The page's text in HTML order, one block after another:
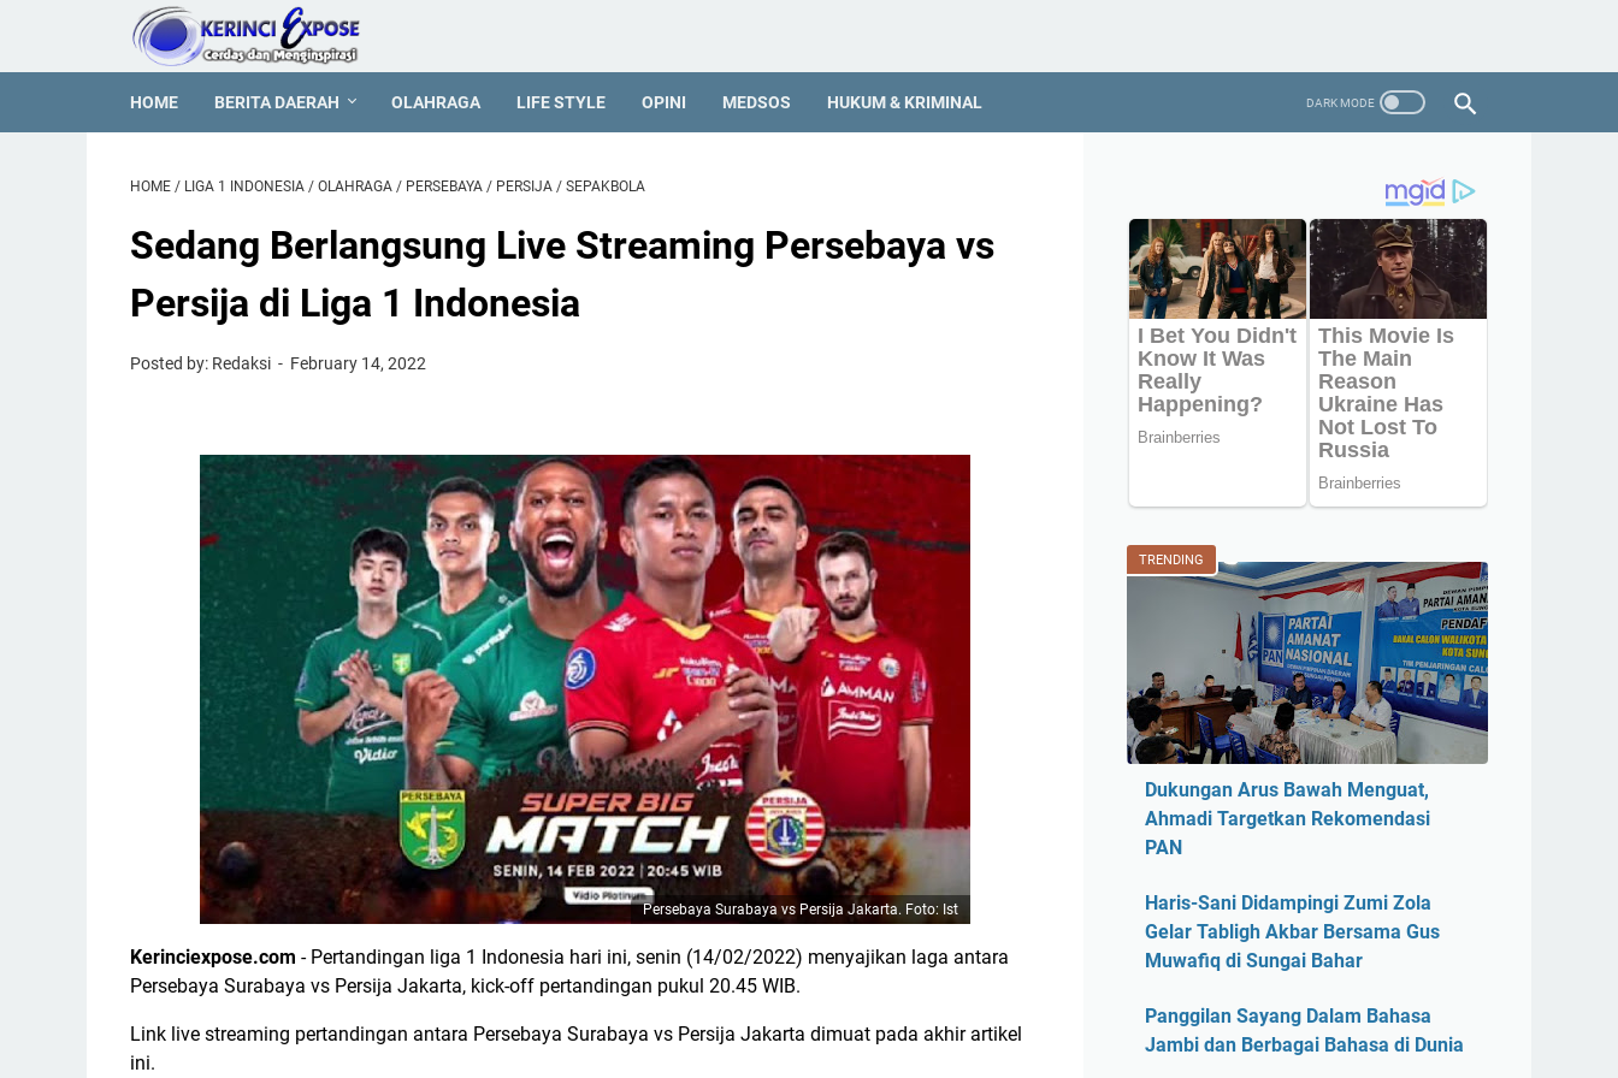
HOME BERITA DAERAH OLAHRAGA LIFE STYLE OPINI MEDSOS HUKUM & KRIMINAL
HOME / LIGA 1 INDONESIA / OLAHRAGA / PERSEBAYA / PERSIJA / SEPAKBOLA
Sedang Berlangsung Live Streaming Persebaya vs
Persija di Liga 1 Indonesia
Posted by: Redaksi February 14, 2022
Persebaya Surabaya vs Persija Jakarta. Foto: Ist
Kerinciexpose.com - Pertandingan liga 1 Indonesia hari ini, senin (14/02/2022) menyajikan laga antara
Persebaya Surabaya vs Persija Jakarta, kick-off pertandingan pukul 20.45 WIB.
Link live streaming pertandingan antara Persebaya Surabaya vs Persija Jakarta dimuat pada akhir artikel
ini.
TRENDING
Dukungan Arus Bawah Menguat,
Ahmadi Targetkan Rekomendasi
PAN
Haris-Sani Didampingi Zumi Zola
Gelar Tabligh Akbar Bersama Gus
Muwafiq di Sungai Bahar
Panggilan Sayang Dalam Bahasa
Jambi dan Berbagai Bahasa di Dunia